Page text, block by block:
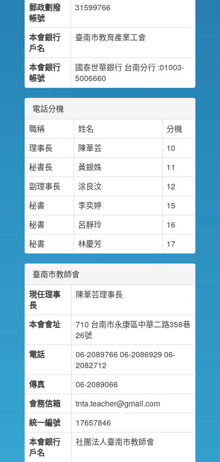
郵政劃撥
帳號
31599766
本會銀行
戶名
臺南市教育產業工會
本會銀行
帳號
國泰世華銀行 台南分行 :01003-
5006660
電話分機
職稱
姓名
分機
理事長
陳葦芸
10
秘書長
黃銀姝
11
副理事長
涂良汶
12
秘書
李奕婷
15
秘書
呂靜玲
16
秘書
林慶芳 17
臺南市教師會
現任理事
長
陳葦芸理事長
本會會址
710 台南市永康區中華二路358巷
26號
電話
06-2089766 06-2086929 06-
2082712
傳真
06-2089066
會務信箱
tnta.teacher@gmail.com
統一編號
17657846
本會銀行
戶名
社團法人臺南市教師會